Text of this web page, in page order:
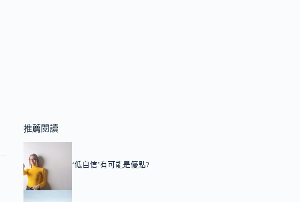
推薦閱讀
‘低自信’有可能是優點?